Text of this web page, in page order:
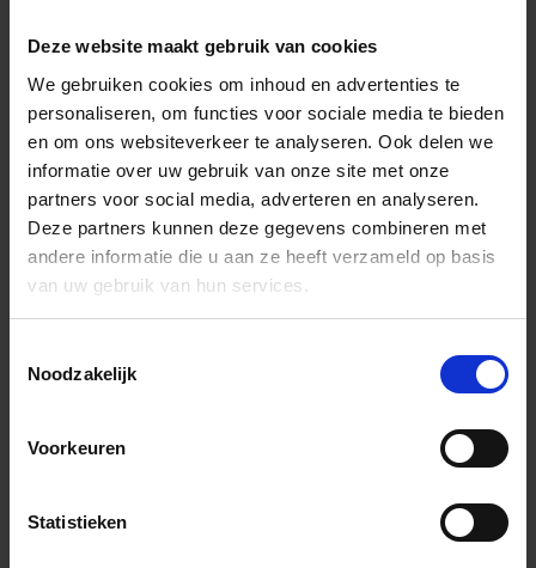
Deze website maakt gebruik van cookies
We gebruiken cookies om inhoud en advertenties te
personaliseren, om functies voor sociale media te bieden
en om ons websiteverkeer te analyseren. Ook delen we
informatie over uw gebruik van onze site met onze
partners voor social media, adverteren en analyseren.
Deze partners kunnen deze gegevens combineren met
andere informatie die u aan ze heeft verzameld op basis
van uw gebruik van hun services.
Noodzakelijk
Voorkeuren
Statistieken